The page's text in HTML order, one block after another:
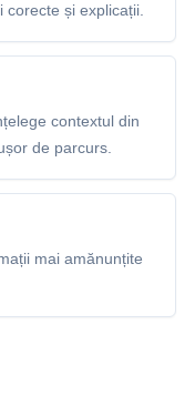
și explicații.
contextul din
de parcurs.
mai amănunțite